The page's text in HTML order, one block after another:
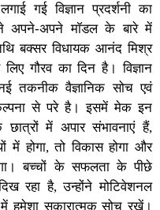
लगाई गई विज्ञान प्रदर्शनी का
अपने-अपने माॅडल के बारे में
बक्सर विधायक आनंद मिश्र
गौरव का दिन है। विज्ञान
तकनीक वैज्ञानिक सोच एवं
से परे है। इसमें मेक इन
में अपार संभावनाएं हैं,
में होगा, तो विकास होगा और
बच्चों के सफलता के पीछे
रहा है, उन्होंने मोटिवेशनल
हमेशा सकारात्मक सोच रखें।